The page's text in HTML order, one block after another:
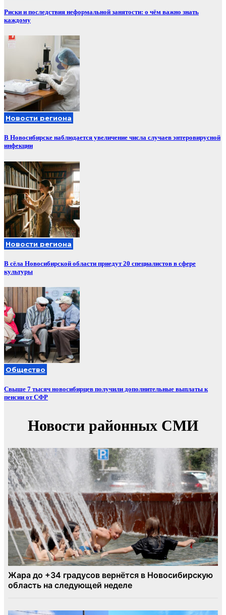
Риски и последствия неформальной занятости: о чём важно знать
каждому
Новости региона
В Новосибирске наблюдается увеличение числа случаев энтеровирусной
инфекции
Новости региона
В сёла Новосибирской области приедут 20 специалистов в сфере
культуры
Общество
Свыше 7 тысяч новосибирцев получили дополнительные выплаты к
пенсии от СФР